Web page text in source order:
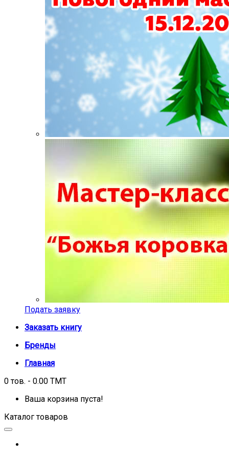
Подать заявку
Заказать книгу
Бренды
Главная
0 тов. - 0.00 TMT
Ваша корзина пуста!
Каталог товаров